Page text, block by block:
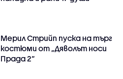
Мерил Стрийп пуска на търг
костюми от „Дяволът носи
Прада 2“